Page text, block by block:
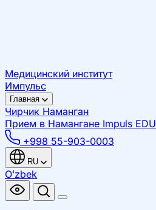
Медицинский институт
Импульс
Главная
Чирчик Наманган
Прием в Намангане Impuls EDU
+998 55-903-0003
RU
Oʻzbek